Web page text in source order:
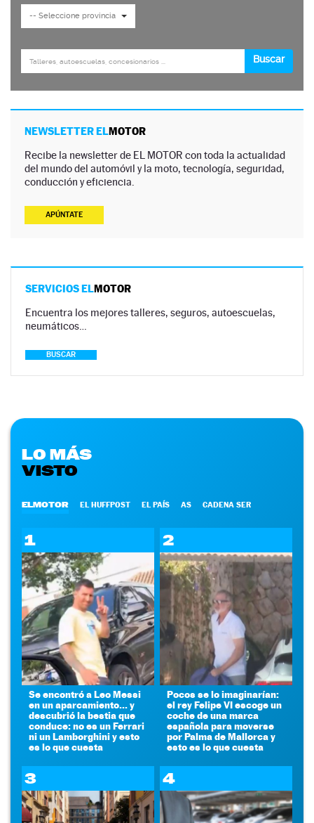
NEWSLETTER ELMOTOR
Recibe la newsletter de EL MOTOR con toda la actualidad
del mundo del automóvil y la moto, tecnología, seguridad,
conducción y eficiencia.
APÚNTATE
SERVICIOS ELMOTOR
Encuentra los mejores talleres, seguros, autoescuelas,
neumáticos…
BUSCAR
LO MÁS
VISTO
ELMOTOR EL HUFFPOST EL PAÍS AS CADENA SER
1
Se encontró a Leo Messi
en un aparcamiento... y
descubrió la bestia que
conduce: no es un Ferrari
ni un Lamborghini y esto
es lo que cuesta
2
Pocos se lo imaginarían:
el rey Felipe VI escoge un
coche de una marca
española para moverse
por Palma de Mallorca y
esto es lo que cuesta
3 4